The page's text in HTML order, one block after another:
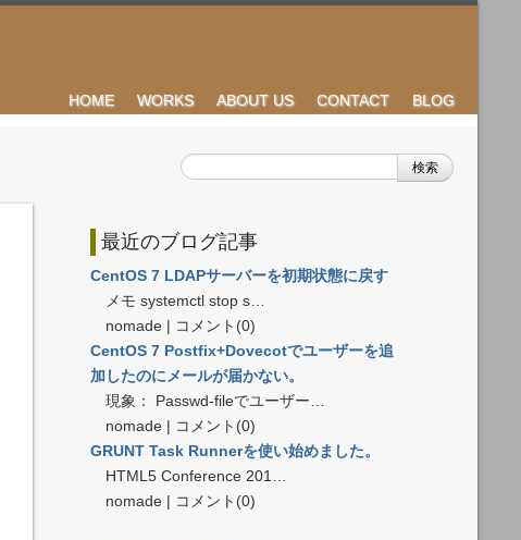
HOME WORKS ABOUT US CONTACT BLOG
検索
最近のブログ記事
CentOS 7 LDAPサーバーを初期状態に戻す
メモ systemctl stop s…
nomade | コメント(0)
CentOS 7 Postfix+Dovecotでユーザーを追
加したのにメールが届かない。
現象： Passwd-fileでユーザー…
nomade | コメント(0)
GRUNT Task Runnerを使い始めました。
HTML5 Conference 201…
nomade | コメント(0)